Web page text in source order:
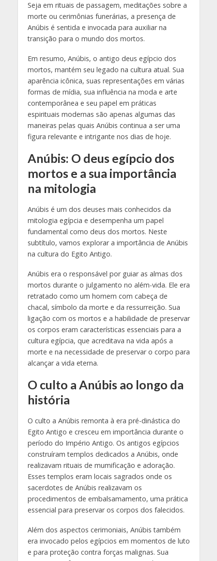
Seja em rituais de passagem, meditações sobre a
morte ou cerimônias funerárias, a presença de
Anúbis é sentida e invocada para auxiliar na
transição para o mundo dos mortos.
Em resumo, Anúbis, o antigo deus egípcio dos
mortos, mantém seu legado na cultura atual. Sua
aparência icônica, suas representações em várias
formas de mídia, sua influência na moda e arte
contemporânea e seu papel em práticas
espirituais modernas são apenas algumas das
maneiras pelas quais Anúbis continua a ser uma
figura relevante e intrigante nos dias de hoje.
Anúbis: O deus egípcio dos
mortos e a sua importância
na mitologia
Anúbis é um dos deuses mais conhecidos da
mitologia egípcia e desempenha um papel
fundamental como deus dos mortos. Neste
subtítulo, vamos explorar a importância de Anúbis
na cultura do Egito Antigo.
Anúbis era o responsável por guiar as almas dos
mortos durante o julgamento no além-vida. Ele era
retratado como um homem com cabeça de
chacal, símbolo da morte e da ressurreição. Sua
ligação com os mortos e a habilidade de preservar
os corpos eram características essenciais para a
cultura egípcia, que acreditava na vida após a
morte e na necessidade de preservar o corpo para
alcançar a vida eterna.
O culto a Anúbis ao longo da
história
O culto a Anúbis remonta à era pré-dinástica do
Egito Antigo e cresceu em importância durante o
período do Império Antigo. Os antigos egípcios
construíram templos dedicados a Anúbis, onde
realizavam rituais de mumificação e adoração.
Esses templos eram locais sagrados onde os
sacerdotes de Anúbis realizavam os
procedimentos de embalsamamento, uma prática
essencial para preservar os corpos dos falecidos.
Além dos aspectos cerimoniais, Anúbis também
era invocado pelos egípcios em momentos de luto
e para proteção contra forças malignas. Sua